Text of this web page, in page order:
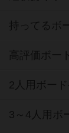
持ってるボ
高評価ボー
2人用ボー
3～4人用ボ